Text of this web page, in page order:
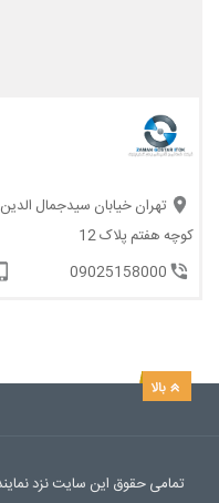
تهران خیابان سیدجمال
کوچه هفتم پلاک 12
09025158000